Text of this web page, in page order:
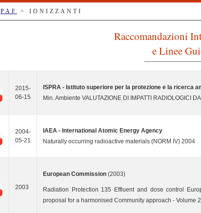
PAF > IONIZZANTI
Raccomandazioni
e Linee
2015-
06-15
ISPRA - Istituto superiore per la protezione e la ricerca
Min. Ambiente VALUTAZIONE DI IMPATTI RADIOLOGICI
2004-
05-21
IAEA - International Atomic Energy Agency
Naturally occurring radioactive materials (NORM IV) 2004
2003
European Commission (2003)
Radiation Protection 135 Effluent and dose control
proposal for a harmonised Community approach - Volume